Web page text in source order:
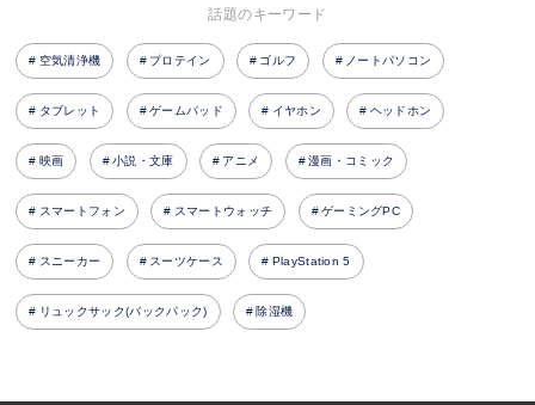
話題のキーワード
空気清浄機 プロテイン ゴルフ ノートパソコン
タブレット ゲームパッド イヤホン ヘッドホン
映画 小説・文庫 アニメ 漫画・コミック
スマートフォン スマートウォッチ ゲーミングPC
スニーカー スーツケース PlayStation 5
リュックサック(バックパック) 除湿機